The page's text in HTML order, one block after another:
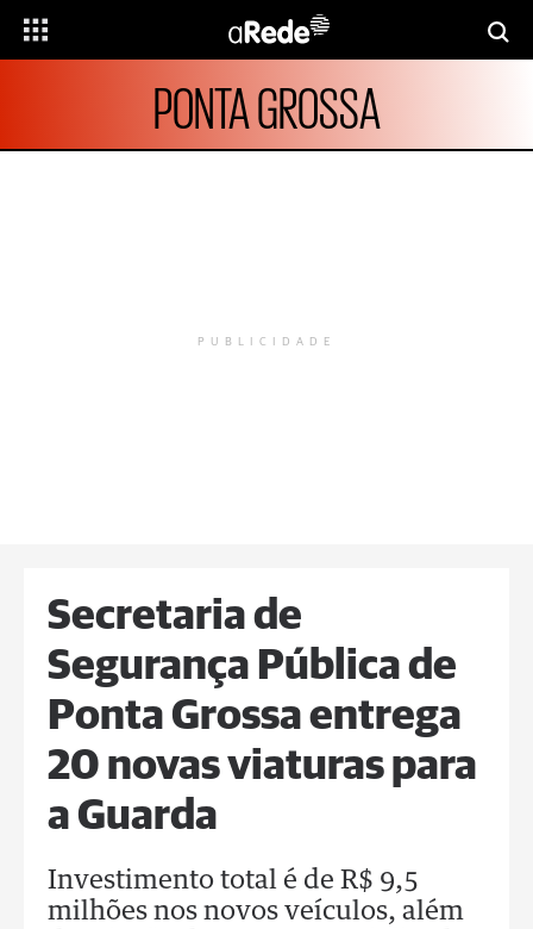
PONTA GROSSA
PUBLICIDADE
Secretaria de
Segurança Pública de
Ponta Grossa entrega
20 novas viaturas para
a Guarda
Investimento total é de R$ 9,5
milhões nos novos veículos, além